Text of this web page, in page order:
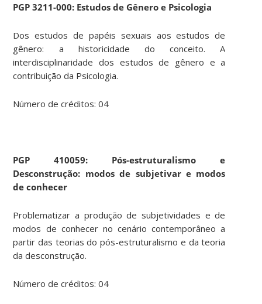
PGP 3211-000: Estudos de Gênero e Psicologia
Dos estudos de papéis sexuais aos estudos de
gênero: a historicidade do conceito. A
interdisciplinaridade dos estudos de gênero e a
contribuição da Psicologia.
Número de créditos: 04
PGP 410059: Pós-estruturalismo e
Desconstrução: modos de subjetivar e modos
de conhecer
Problematizar a produção de subjetividades e de
modos de conhecer no cenário contemporâneo a
partir das teorias do pós-estruturalismo e da teoria
da desconstrução.
Número de créditos: 04